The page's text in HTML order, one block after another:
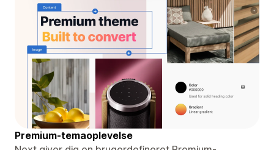
Premium-temaoplevelse